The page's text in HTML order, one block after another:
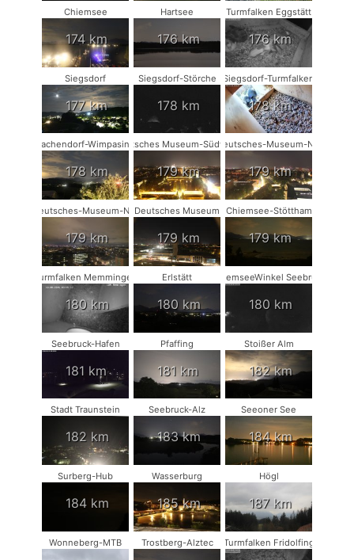
Chiemsee
174 km
Hartsee
176 km
Turmfalken Eggstätt
176 km
Siegsdorf
177 km
Siegsdorf-Störche
178 km
Siegsdorf-Turmfalken
178 km
Vachendorf-Wimpasing
178 km
Deutsches Museum-Südwest
179 km
Deutsches-Museum-NO
179 km
Deutsches-Museum-NW
179 km
Deutsches Museum
179 km
Chiemsee-Stöttham
179 km
Turmfalken Memmingen
180 km
Erlstätt
180 km
ChiemseeWinkel Seebruck
180 km
Seebruck-Hafen
181 km
Pfaffing
181 km
Stoißer Alm
182 km
Stadt Traunstein
182 km
Seebruck-Alz
183 km
Seeoner See
184 km
Surberg-Hub
184 km
Wasserburg
185 km
Högl
187 km
Wonneberg-MTB Trostberg-Alztec Turmfalken Fridolfing